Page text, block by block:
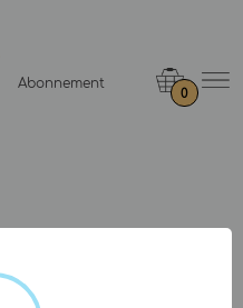
Abonnement
0